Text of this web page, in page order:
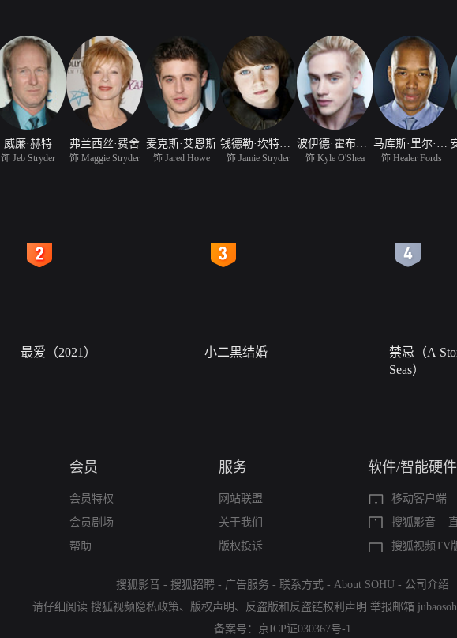
威廉·赫特
饰 Jeb Stryder
弗兰西丝·费舍
饰 Maggie Stryder
麦克斯·艾恩斯
饰 Jared Howe
钱德勒·坎特布瑞
饰 Jamie Stryder
波伊德·霍布鲁克
饰 Kyle O'Shea 饰 Healer Fords
最爱（2021） 小二黑结婚
禁忌（A
Seas）
会员
会员特权
会员剧场
帮助
服务
网站联盟
关于我们
版权投诉
软件/智能硬件
移动客户端
搜狐影音
搜狐视频TV
搜狐影音 - 搜狐招聘 - 广告服务 - 联系方式 - About SOHU - 公司介绍
请仔细阅读 搜狐视频隐私政策、 版权声明 、 反盗版和反盗链权利声明 举报邮箱
备案号： 京ICP证030367号-1